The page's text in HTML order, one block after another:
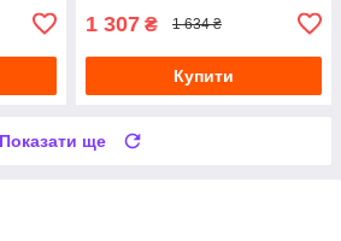
1 307 ₴ 1 634 ₴
Купити
Показати ще